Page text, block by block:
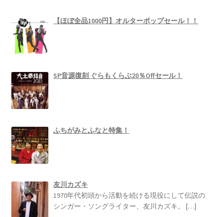
【ほぼ全品1000円】オルターポップセール！！
SP音源復刻 ぐらもくらぶ20％Offセール！
ふちがみとふなと特集！
友川カズキ
1970年代初頭から活動を続ける現役にして伝説の
シンガー・ソングライター、友川カズキ。[…]